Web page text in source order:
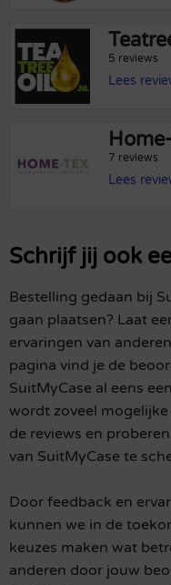
5 reviews
Lees
7 reviews
Lees
Schrijf jij ook
Bestelling gedaan bij
gaan plaatsen? Laat
ervaringen van
pagina vind je de
SuitMyCase al eens
wordt zoveel
de reviews en
van SuitMyCase te
Door feedback en
kunnen we in de
keuzes maken wat
anderen door jouw